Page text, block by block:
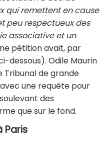
qui remettent en cause
peu respectueux des
associative et un
pétition avait, par
dessous). Odile Maurin
Tribunal de grande
une requête pour
des
que sur le fond.
Paris